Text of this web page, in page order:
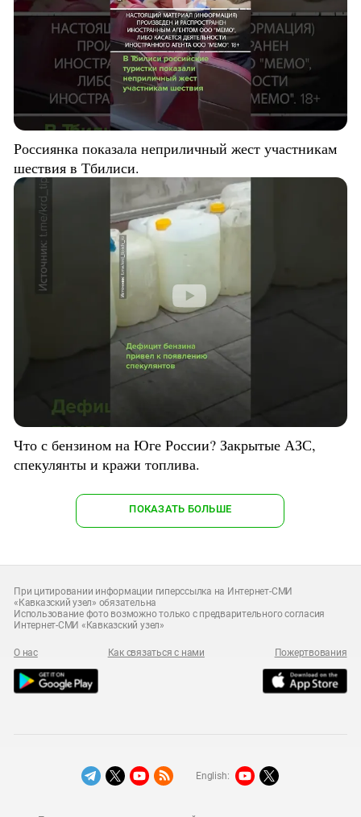
Россиянка показала неприличный жест участникам
шествия в Тбилиси.
Что с бензином на Юге России? Закрытые АЗС,
спекулянты и кражи топлива.
ПОКАЗАТЬ БОЛЬШЕ
При цитировании информации гиперссылка на Интернет-СМИ
«Кавказский узел» обязательна
Использование фото возможно только с предварительного согласия
Интернет-СМИ «Кавказский узел»
О нас Как связаться с нами Пожертвования
English: